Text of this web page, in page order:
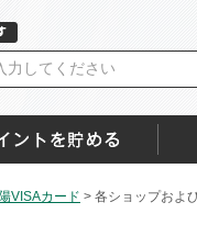
VISAカード > 各ショップおよ